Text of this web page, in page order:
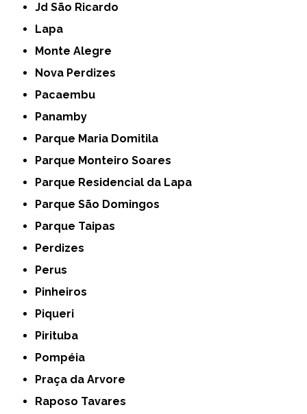
Jd São Ricardo
Lapa
Monte Alegre
Nova Perdizes
Pacaembu
Panamby
Parque Maria Domitila
Parque Monteiro Soares
Parque Residencial da Lapa
Parque São Domingos
Parque Taipas
Perdizes
Perus
Pinheiros
Piqueri
Pirituba
Pompéia
Praça da Arvore
Raposo Tavares